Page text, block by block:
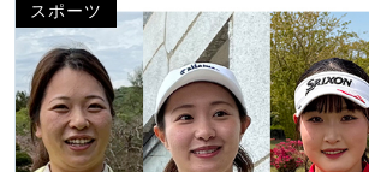
スポーツ